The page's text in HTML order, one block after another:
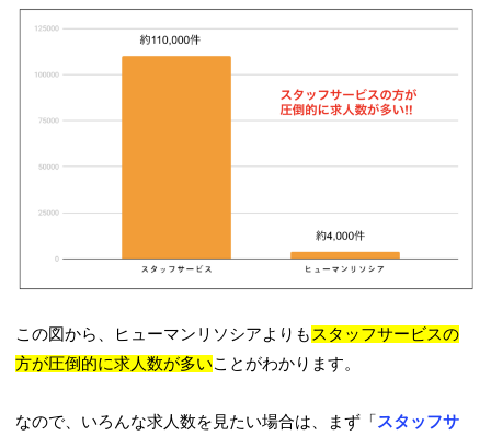
この図から、ヒューマンリソシアよりもスタッフサービスの
方が圧倒的に求人数が多いことがわかります。
なので、いろんな求人数を見たい場合は、まず「 スタッフサ